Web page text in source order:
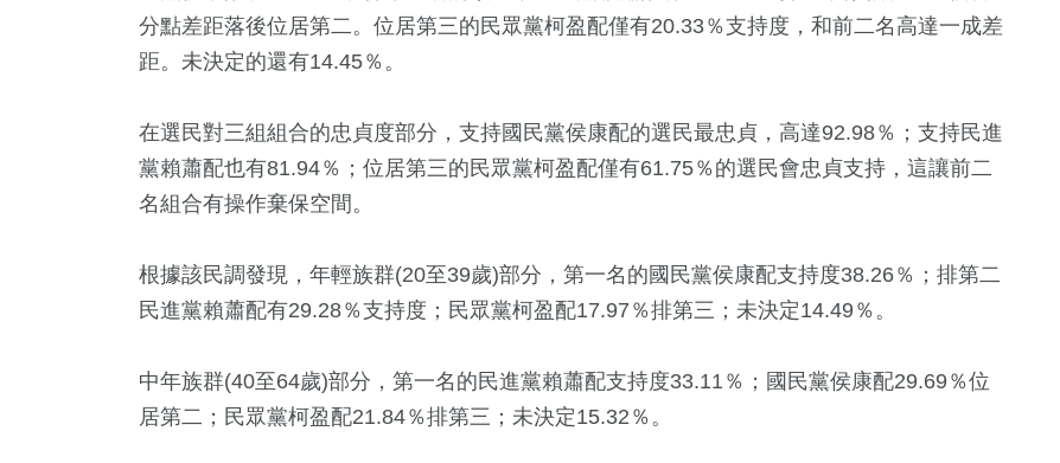
分點差距落後位居第二。位居第三的民眾黨柯盈配僅有20.33％支持度，和前二名高達一成差
距。未決定的還有14.45％。
在選民對三組組合的忠貞度部分，支持國民黨侯康配的選民最忠貞，高達92.98％；支持民進
黨賴蕭配也有81.94％；位居第三的民眾黨柯盈配僅有61.75％的選民會忠貞支持，這讓前二
名組合有操作棄保空間。
根據該民調發現，年輕族群(20至39歲)部分，第一名的國民黨侯康配支持度38.26％；排第二
民進黨賴蕭配有29.28％支持度；民眾黨柯盈配17.97％排第三；未決定14.49％。
中年族群(40至64歲)部分，第一名的民進黨賴蕭配支持度33.11％；國民黨侯康配29.69％位
居第二；民眾黨柯盈配21.84％排第三；未決定15.32％。
908+
政治
128+
運動
評論 司法放大鏡
兩岸道教文化交
流專區
10+
海峽論壇專區
1053+
社會
財經及消費 綜合
福建林公信俗文
化專區
1+
兩岸藝苑天地
兩岸佛教文化交
流專區
11
2024總統大選
文教 健康及醫療 影視